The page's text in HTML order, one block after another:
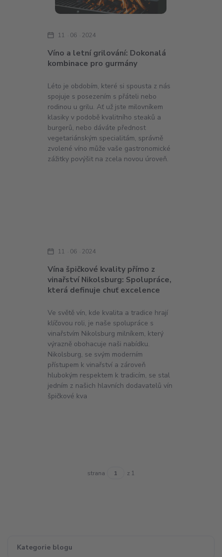
Kategorie blogu
Víno a letní grilování: Dokonalá
kombinace pro gurmány
11 06 2024
Léto je obdobím, které si spousta z nás
spojuje s posezením s přáteli nebo
rodinou u grilu. Ať už jste milovníkem
klasiky v podobě kvalitního steaků a
burgerů, nebo dáváte přednost
vegetariánským specialitám, správně
zvolené víno může vaše gastronomické
zážitky povýšit na zcela novou úroveň.
Vína špičkové kvality přímo z
vinařství Nikolsburg: Spolupráce,
která definuje chuť excelence
11 06 2024
Ve světě vín, kde kvalita a tradice hrají
klíčovou roli, je naše spolupráce s
vinařstvím Nikolsburg milníkem, který
výrazně obohacuje naši nabídku.
Nikolsburg, se svým moderním
přístupem k vinařství a zároveň
hlubokým respektem k tradicím, se stal
jedním z našich hlavních dodavatelů vín
špičkové kva
strana z 1